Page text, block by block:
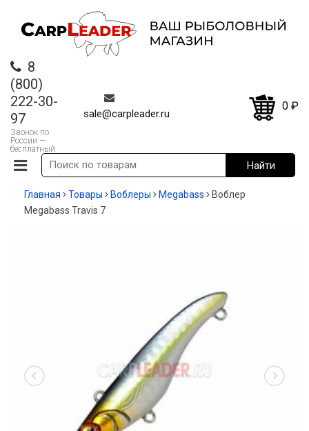
8
(800)
222-30-
97
Звонок по
России —
бесплатный
sale@carpleader.ru
0 ₽
Главная Товары Воблеры Megabass
Воблер
Megabass Travis 7